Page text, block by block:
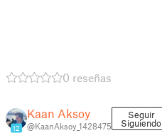
0 reseñas
12
Kaan Aksoy
@KaanAksoy_1428475
Seguir
Siguiendo